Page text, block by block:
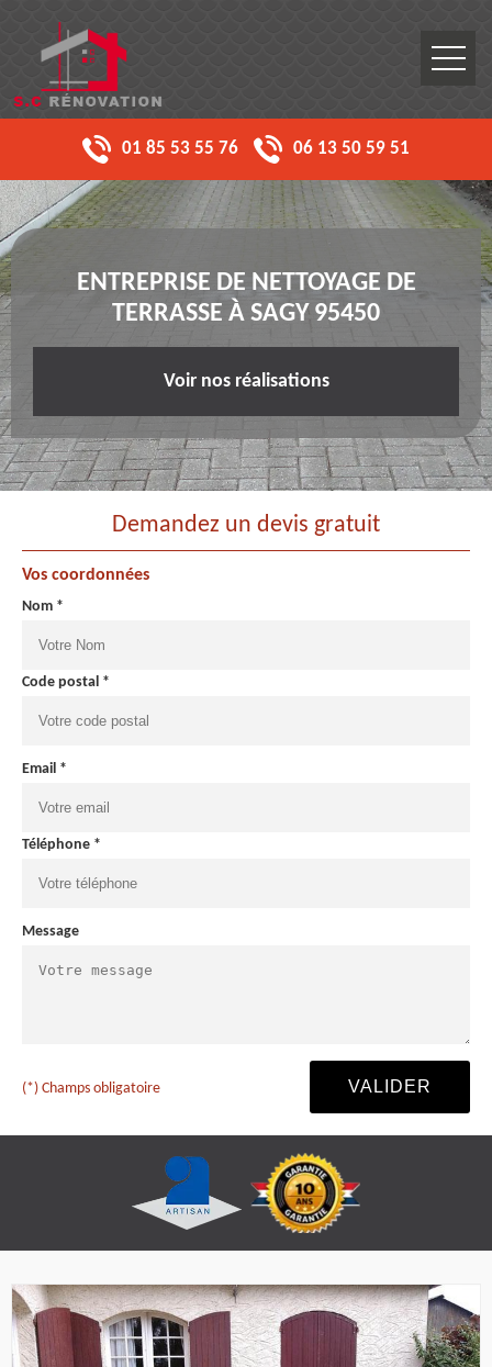
01 85 53 55 76 06 13 50 59 51
ENTREPRISE DE NETTOYAGE DE
TERRASSE À SAGY 95450
Voir nos réalisations
Demandez un devis gratuit
Vos coordonnées
Nom *
Code postal *
Email *
Téléphone *
Message
(*) Champs obligatoire